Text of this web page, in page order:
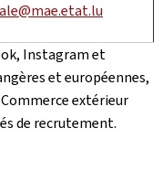
Instagram et
et européennes,
extérieur
de recrutement.